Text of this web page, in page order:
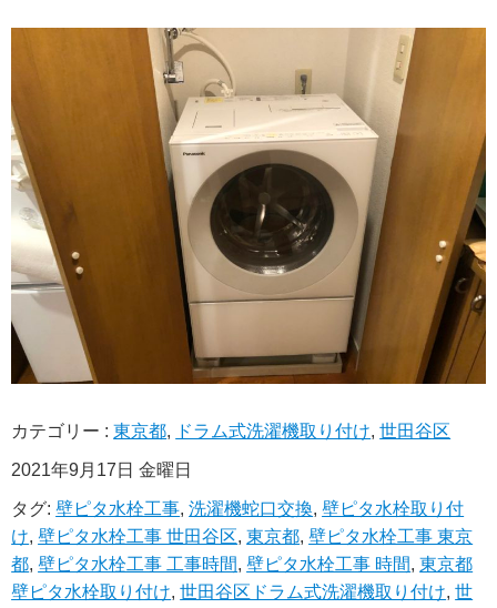
カテゴリー :東京都, ドラム式洗濯機取り付け,世田谷区
2021年9月17日 金曜日
タグ:壁ピタ水栓工事,洗濯機蛇口交換,壁ピタ水栓取り付
け,壁ピタ水栓工事 世田谷区,東京都,壁ピタ水栓工事 東京
都,壁ピタ水栓工事 工事時間,壁ピタ水栓工事 時間,東京都
壁ピタ水栓取り付け,世田谷区ドラム式洗濯機取り付け,世